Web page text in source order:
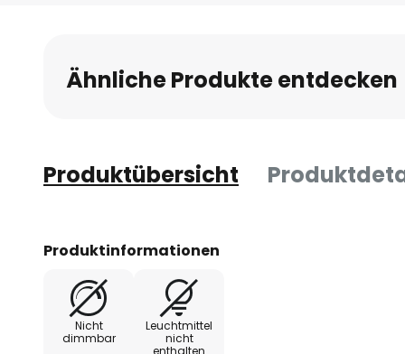
Bildgalerie
springen
Ähnliche Produkte entdecken
Produktübersicht
Produktinformationen
Nicht
dimmbar
Leuchtmittel
nicht